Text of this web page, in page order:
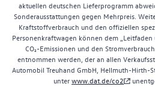
aktuellen deutschen Lieferprogramm
Sonderausstattungen gegen Mehrpreis.
Kraftstoffverbrauch und den offiziellen
Personenkraftwagen können dem
CO₂-Emissionen und den
entnommen werden, der an allen
Automobil Treuhand GmbH, Hellmuth-Hirth-
unterwww.dat.de/co2